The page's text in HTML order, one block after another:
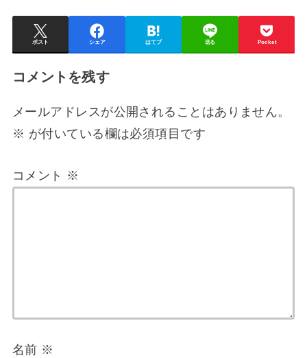
ポスト シェア はてブ 送る Pocket
コメントを残す
メールアドレスが公開されることはありません。
※ が付いている欄は必須項目です
コメント ※
名前 ※